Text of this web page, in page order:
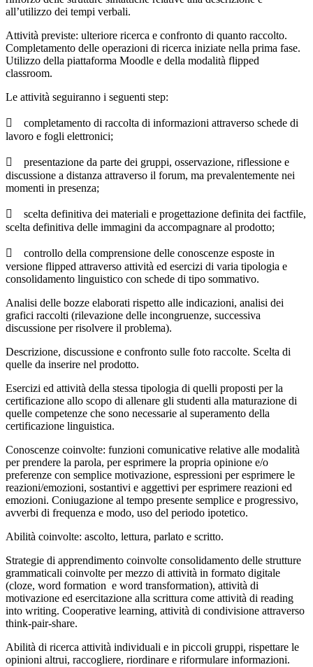
all’utilizzo dei tempi verbali.
Attività previste: ulteriore ricerca e confronto di quanto raccolto.
Completamento delle operazioni di ricerca iniziate nella prima fase.
Utilizzo della piattaforma Moodle e della modalità flipped
classroom.
Le attività seguiranno i seguenti step:
 completamento di raccolta di informazioni attraverso schede di
lavoro e fogli elettronici;
 presentazione da parte dei gruppi, osservazione, riflessione e
discussione a distanza attraverso il forum, ma prevalentemente nei
momenti in presenza;
 scelta definitiva dei materiali e progettazione definita dei factfile,
scelta definitiva delle immagini da accompagnare al prodotto;
 controllo della comprensione delle conoscenze esposte in
versione flipped attraverso attività ed esercizi di varia tipologia e
consolidamento linguistico con schede di tipo sommativo.
Analisi delle bozze elaborati rispetto alle indicazioni, analisi dei
grafici raccolti (rilevazione delle incongruenze, successiva
discussione per risolvere il problema).
Descrizione, discussione e confronto sulle foto raccolte. Scelta di
quelle da inserire nel prodotto.
Esercizi ed attività della stessa tipologia di quelli proposti per la
certificazione allo scopo di allenare gli studenti alla maturazione di
quelle competenze che sono necessarie al superamento della
certificazione linguistica.
Conoscenze coinvolte: funzioni comunicative relative alle modalità
per prendere la parola, per esprimere la propria opinione e/o
preferenze con semplice motivazione, espressioni per esprimere le
reazioni/emozioni, sostantivi e aggettivi per esprimere reazioni ed
emozioni. Coniugazione al tempo presente semplice e progressivo,
avverbi di frequenza e modo, uso del periodo ipotetico.
Abilità coinvolte: ascolto, lettura, parlato e scritto.
Strategie di apprendimento coinvolte consolidamento delle strutture
grammaticali coinvolte per mezzo di attività in formato digitale
(cloze, word formation e word transformation), attività di
motivazione ed esercitazione alla scrittura come attività di reading
into writing. Cooperative learning, attività di condivisione attraverso
think-pair-share.
Abilità di ricerca attività individuali e in piccoli gruppi, rispettare le
opinioni altrui, raccogliere, riordinare e riformulare informazioni.